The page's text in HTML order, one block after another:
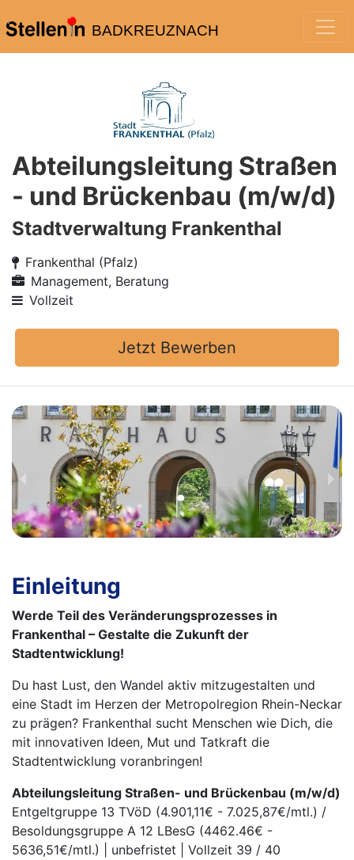
BADKREUZNACH
Abteilungsleitung Straßen
- und Brückenbau (m/w/d)
Stadtverwaltung Frankenthal
Frankenthal (Pfalz)
Management, Beratung
Vollzeit
Jetzt Bewerben
Einleitung
Werde Teil des Veränderungsprozesses in
Frankenthal – Gestalte die Zukunft der
Stadtentwicklung!
Du hast Lust, den Wandel aktiv mitzugestalten und
eine Stadt im Herzen der Metropolregion Rhein-Neckar
zu prägen? Frankenthal sucht Menschen wie Dich, die
mit innovativen Ideen, Mut und Tatkraft die
Stadtentwicklung voranbringen!
Abteilungsleitung Straßen- und Brückenbau (m/w/d)
Entgeltgruppe 13 TVöD (4.901,11€ - 7.025,87€/mtl.) /
Besoldungsgruppe A 12 LBesG (4462.46€ -
5636,51€/mtl.) | unbefristet | Vollzeit 39 / 40